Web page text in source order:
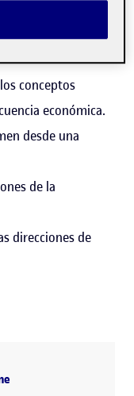
conceptos
económica.
desde una
de la
direcciones de